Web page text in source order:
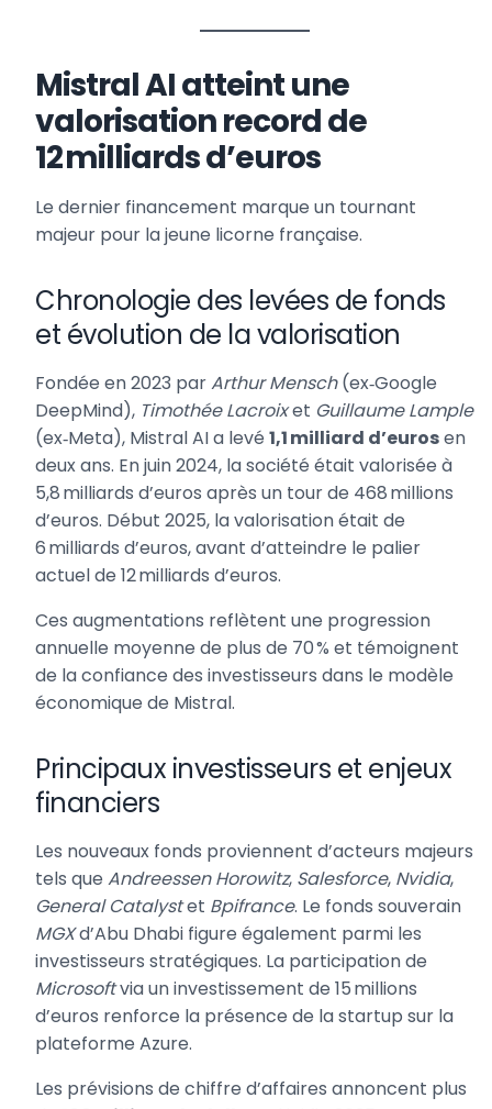
Mistral AI atteint une
valorisation record de
12 milliards d’euros
Le dernier financement marque un tournant
majeur pour la jeune licorne française.
Chronologie des levées de fonds
et évolution de la valorisation
Fondée en 2023 parArthur Mensch(ex‑Google
DeepMind), Timothée Lacroixet Guillaume Lample
(ex‑Meta), Mistral AI a levé 1,1 milliard d’eurosen
deux ans. En juin 2024, la société était valorisée à
5,8 milliards d’euros après un tour de 468 millions
d’euros. Début 2025, la valorisation était de
6 milliards d’euros, avant d’atteindre le palier
actuel de 12 milliards d’euros.
Ces augmentations reflètent une progression
annuelle moyenne de plus de 70 % et témoignent
de la confiance des investisseurs dans le modèle
économique de Mistral.
Principaux investisseurs et enjeux
financiers
Les nouveaux fonds proviennent d’acteurs majeurs
tels que Andreessen Horowitz, Salesforce, Nvidia,
General Catalystet Bpifrance. Le fonds souverain
MGXd’Abu Dhabi figure également parmi les
investisseurs stratégiques. La participation de
Microsoftvia un investissement de 15 millions
d’euros renforce la présence de la startup sur la
plateforme Azure.
Les prévisions de chiffre d’affaires annoncent plus